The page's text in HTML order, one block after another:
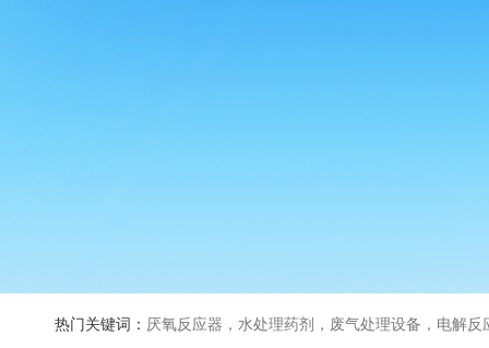
热门关键词： 厌氧反应器，水处理药剂，废气处理设备，电解